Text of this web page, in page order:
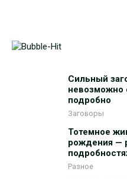
Сильный
невозможно
подробно
Заговоры
Тотемное
рождения —
Разное